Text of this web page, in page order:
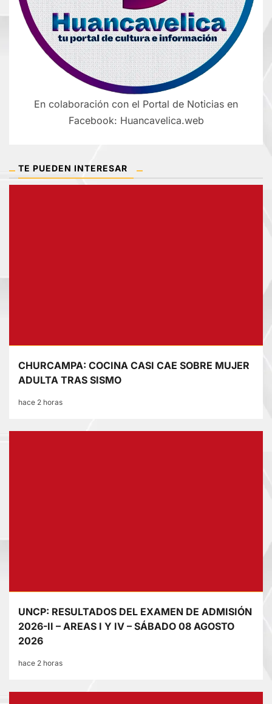
En colaboración con el Portal de Noticias en
Facebook: Huancavelica.web
TE PUEDEN INTERESAR
CHURCAMPA: COCINA CASI CAE SOBRE MUJER
ADULTA TRAS SISMO
hace 2 horas
UNCP: RESULTADOS DEL EXAMEN DE ADMISIÓN
2026-II – AREAS I Y IV – SÁBADO 08 AGOSTO
2026
hace 2 horas